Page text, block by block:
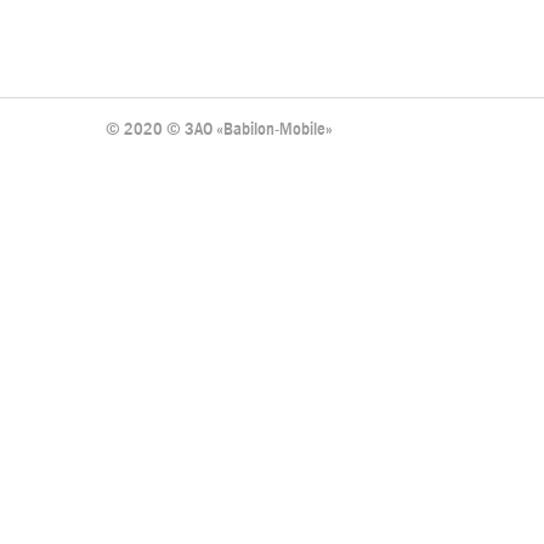
© 2020 © ЗАО «Babilon-Mobile»